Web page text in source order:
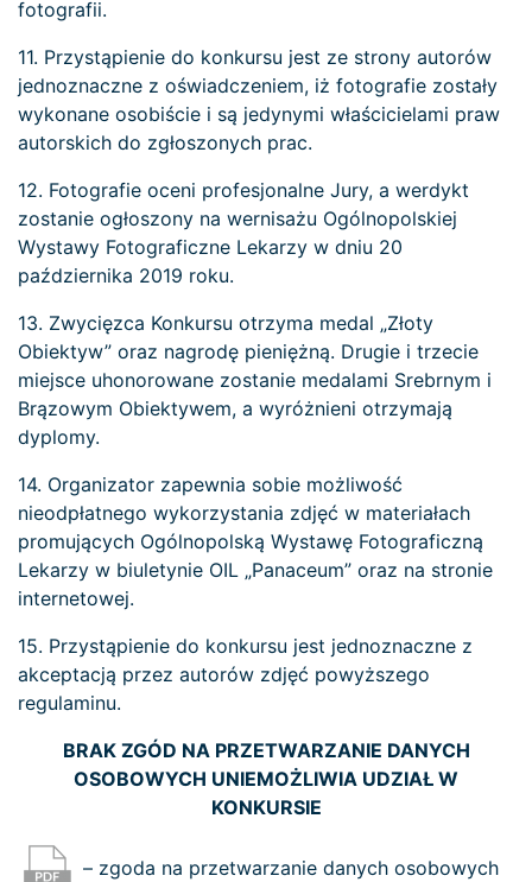
fotografii.
11. Przystąpienie do konkursu jest ze strony autorów
jednoznaczne z oświadczeniem, iż fotografie zostały
wykonane osobiście i są jedynymi właścicielami praw
autorskich do zgłoszonych prac.
12. Fotografie oceni profesjonalne Jury, a werdykt
zostanie ogłoszony na wernisażu Ogólnopolskiej
Wystawy Fotograficzne Lekarzy w dniu 20
października 2019 roku.
13. Zwycięzca Konkursu otrzyma medal „Złoty
Obiektyw” oraz nagrodę pieniężną. Drugie i trzecie
miejsce uhonorowane zostanie medalami Srebrnym i
Brązowym Obiektywem, a wyróżnieni otrzymają
dyplomy.
14. Organizator zapewnia sobie możliwość
nieodpłatnego wykorzystania zdjęć w materiałach
promujących Ogólnopolską Wystawę Fotograficzną
Lekarzy w biuletynie OIL „Panaceum” oraz na stronie
internetowej.
15. Przystąpienie do konkursu jest jednoznaczne z
akceptacją przez autorów zdjęć powyższego
regulaminu.
BRAK ZGÓD NA PRZETWARZANIE DANYCH
OSOBOWYCH UNIEMOŻLIWIA UDZIAŁ W
KONKURSIE
– zgoda na przetwarzanie danych osobowych